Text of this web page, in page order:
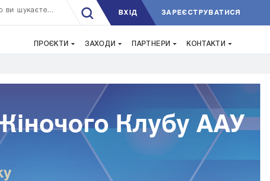
ви шукаєте... ВXIД ЗАРЕЄСТРУВАТИСЯ
ПРОЄКТИ ЗАХОДИ ПАРТНЕРИ КОНТАКТИ
Клубу ААУ